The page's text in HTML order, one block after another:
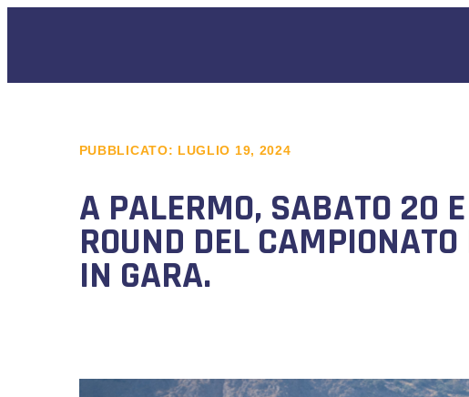
PUBBLICATO: LUGLIO 19, 2024
A PALERMO, SABATO 20
ROUND DEL
IN GARA.